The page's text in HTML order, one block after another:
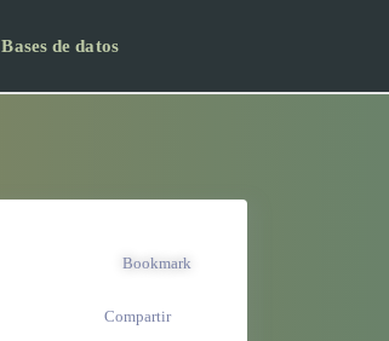
Bases de datos
Bookmark
Compartir